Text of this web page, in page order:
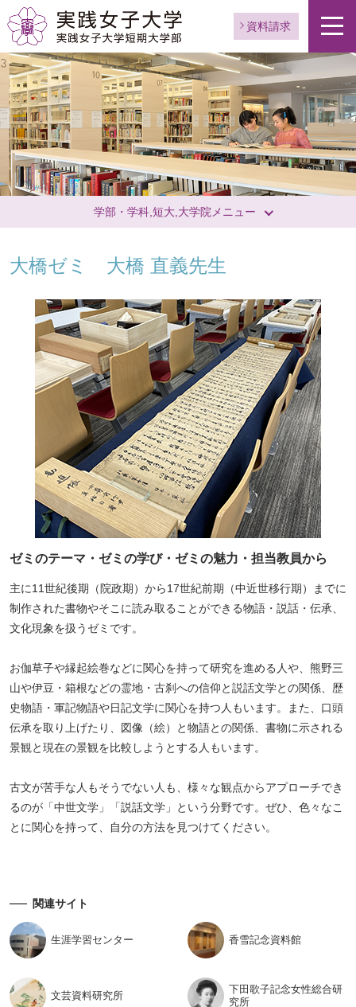
資料請求
学部・学科,短大,大学院メニュー
大橋ゼミ 大橋 直義先生
ゼミのテーマ・ゼミの学び・ゼミの魅力・担当教員から
主に11世紀後期（院政期）から17世紀前期（中近世移行期）までに
制作された書物やそこに読み取ることができる物語・説話・伝承、
文化現象を扱うゼミです。
お伽草子や縁起絵巻などに関心を持って研究を進める人や、熊野三
山や伊豆・箱根などの霊地・古刹への信仰と説話文学との関係、歴
史物語・軍記物語や日記文学に関心を持つ人もいます。また、口頭
伝承を取り上げたり、図像（絵）と物語との関係、書物に示される
景観と現在の景観を比較しようとする人もいます。
古文が苦手な人もそうでない人も、様々な観点からアプローチでき
るのが「中世文学」「説話文学」という分野です。ぜひ、色々なこ
とに関心を持って、自分の方法を見つけてください。
関連サイト
生涯学習センター 香雪記念資料館
文芸資料研究所
下田歌子記念女性総合研
究所